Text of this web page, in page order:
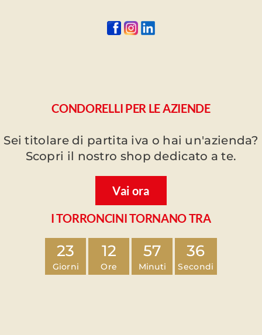
CONDORELLI PER LE AZIENDE
Sei titolare di partita iva o hai un'azienda?
Scopri il nostro shop dedicato a te.
Vai ora
I TORRONCINI TORNANO TRA
23
Giorni
12
Ore
57
Minuti
36
Secondi